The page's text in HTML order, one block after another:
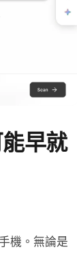
早就
機。無論是